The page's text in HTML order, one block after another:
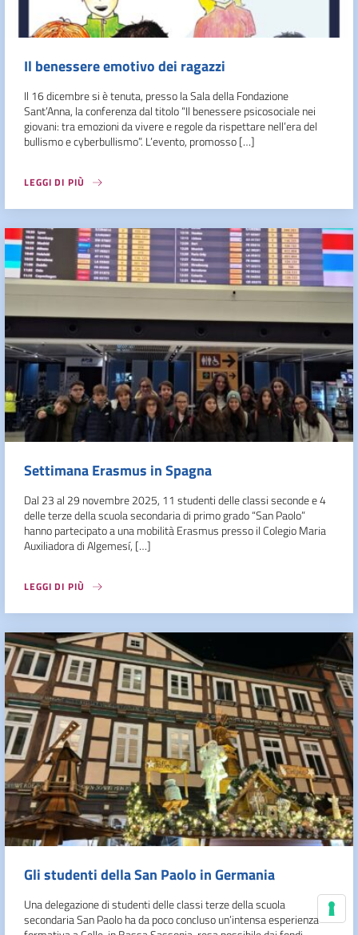
Il benessere emotivo dei ragazzi
Il 16 dicembre si è tenuta, presso la Sala della Fondazione
Sant’Anna, la conferenza dal titolo “Il benessere psicosociale nei
giovani: tra emozioni da vivere e regole da rispettare nell’era del
bullismo e cyberbullismo”. L’evento, promosso […]
LEGGI DI PIÙ
Settimana Erasmus in Spagna
Dal 23 al 29 novembre 2025, 11 studenti delle classi seconde e 4
delle terze della scuola secondaria di primo grado “San Paolo”
hanno partecipato a una mobilità Erasmus presso il Colegio Maria
Auxiliadora di Algemesí, […]
LEGGI DI PIÙ
Gli studenti della San Paolo in Germania
Una delegazione di studenti delle classi terze della scuola
secondaria San Paolo ha da poco concluso un’intensa esperienzaLe